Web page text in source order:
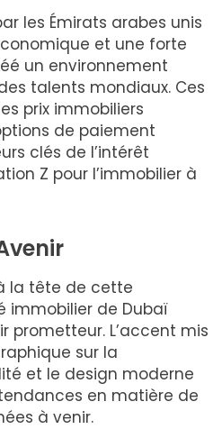
les Émirats arabes unis
et une forte
un environnement
talents mondiaux. Ces
prix immobiliers
de paiement
clés de l’intérêt
Z pour l’immobilier à
la tête de cette
immobilier de Dubaï
prometteur. L’accent mis
sur la
et le design moderne
en matière de
à venir.